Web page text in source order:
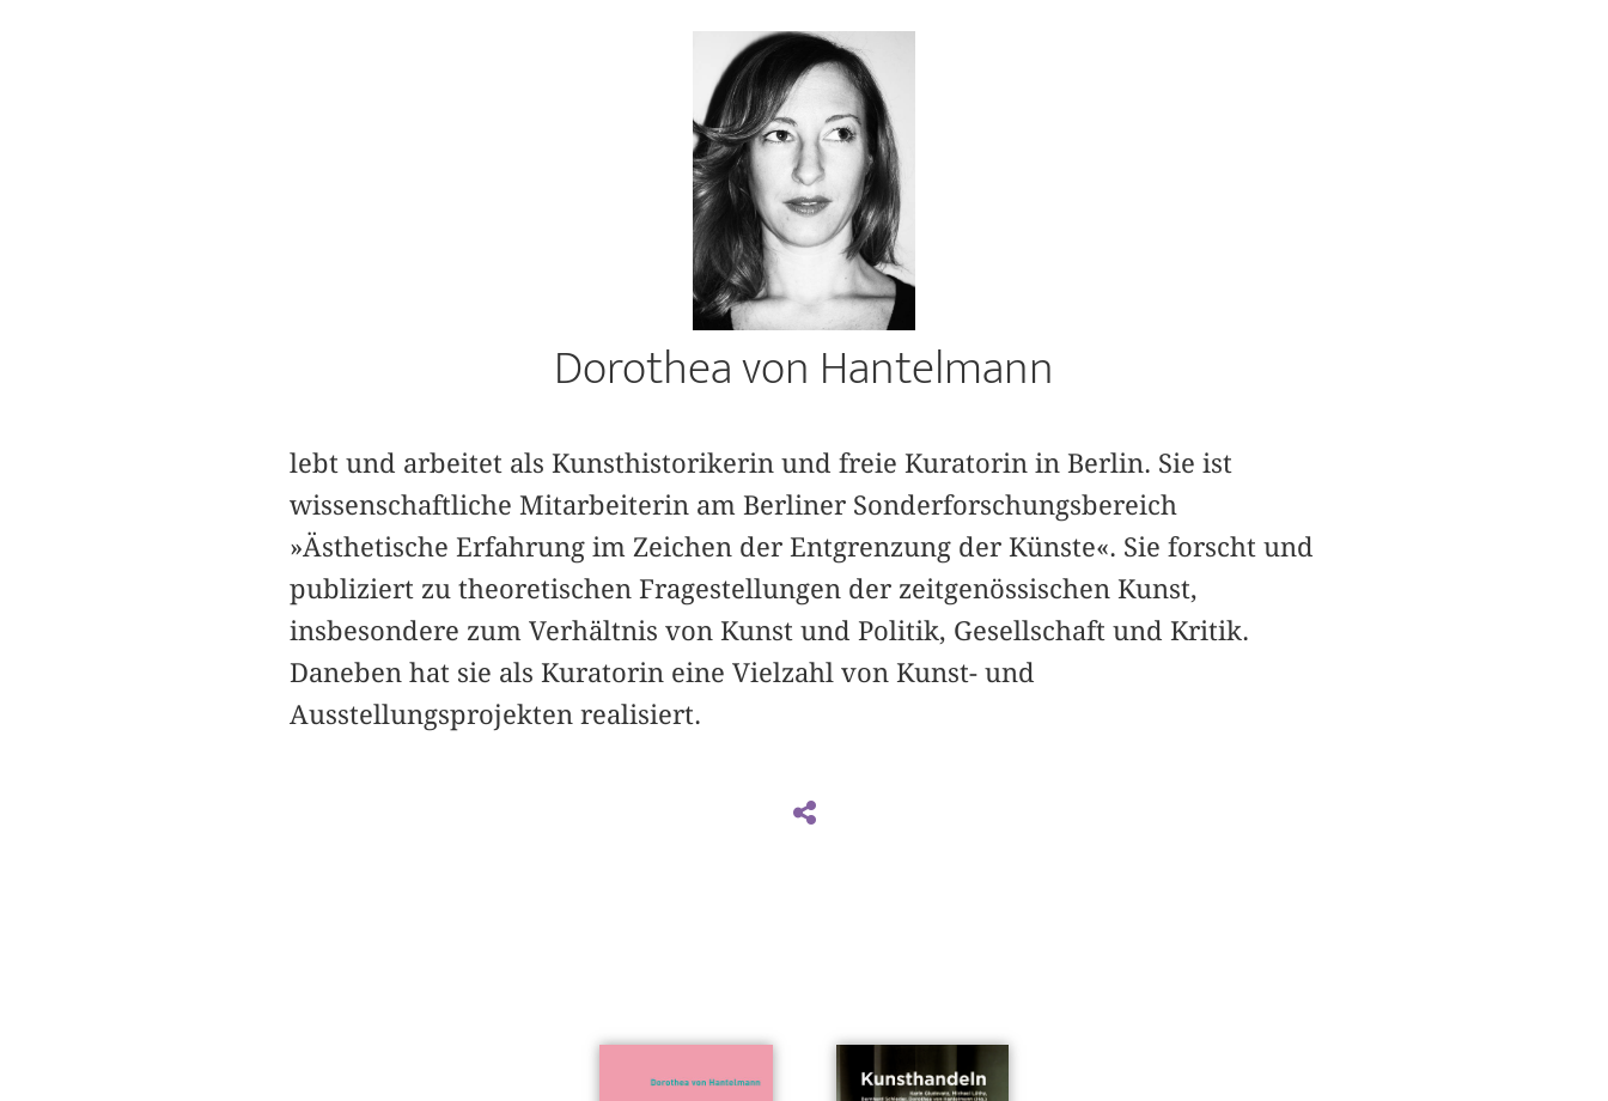
Dorothea von Hantelmann
lebt und arbeitet als Kunsthistorikerin und freie Kuratorin in Berlin. Sie ist
wissenschaftliche Mitarbeiterin am Berliner Sonderforschungsbereich
»Ästhetische Erfahrung im Zeichen der Entgrenzung der Künste«. Sie forscht und
publiziert zu theoretischen Fragestellungen der zeitgenössischen Kunst,
insbesondere zum Verhältnis von Kunst und Politik, Gesellschaft und Kritik.
Daneben hat sie als Kuratorin eine Vielzahl von Kunst- und
Ausstellungsprojekten realisiert.